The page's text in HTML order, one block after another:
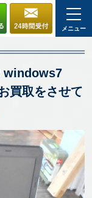
メニュー
windows7
買取をさせて